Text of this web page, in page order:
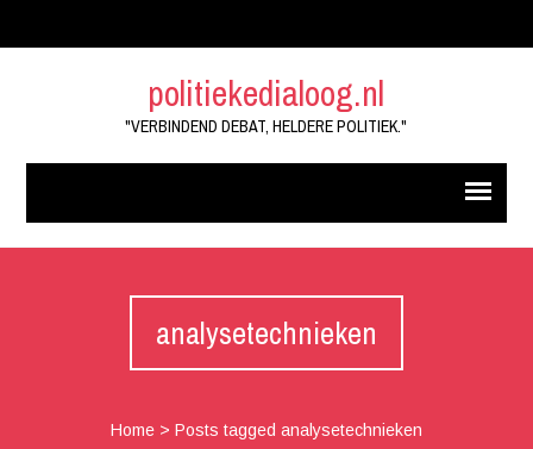
politiekedialoog.nl
"VERBINDEND DEBAT, HELDERE POLITIEK."
analysetechnieken
Home> Posts tagged analysetechnieken